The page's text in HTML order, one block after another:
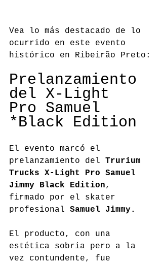
Vea lo más destacado de lo
ocurrido en este evento
histórico en Ribeirão Preto:
Prelanzamiento
del X-Light
Pro Samuel
*Black Edition
El evento marcó el
prelanzamiento del Trurium
Trucks X-Light Pro Samuel
Jimmy Black Edition,
firmado por el skater
profesional Samuel Jimmy.
El producto, con una
estética sobria pero a la
vez contundente, fue